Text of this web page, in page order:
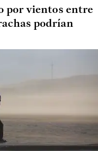
por vientos entre
podrían